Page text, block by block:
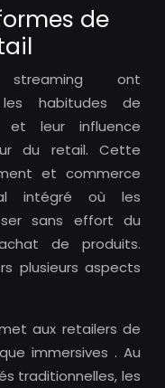
de
ont
les habitudes de
et leur influence
du retail. Cette
et commerce
intégré où les
sans effort du
de produits.
plusieurs aspects
aux retailers de
immersives . Au
traditionnelles, les